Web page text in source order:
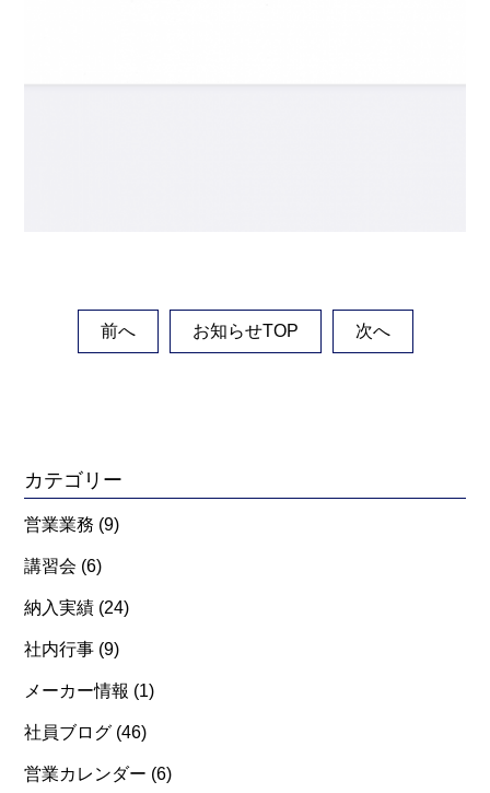
前へ お知らせTOP 次へ
カテゴリー
営業業務 (9)
講習会 (6)
納入実績 (24)
社内行事 (9)
メーカー情報 (1)
社員ブログ (46)
営業カレンダー (6)